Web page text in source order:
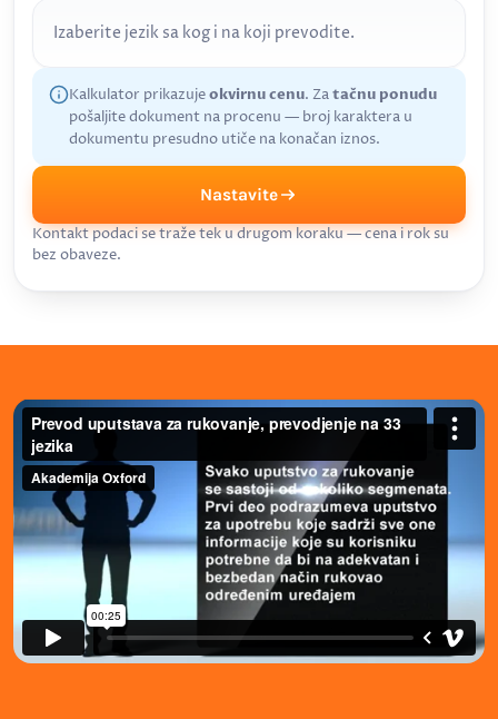
Izaberite jezik sa kog i na koji prevodite.
Kalkulator prikazujeokvirnu cenu. Zatačnu ponudu
pošaljite dokument na procenu — broj karaktera u
dokumentu presudno utiče na konačan iznos.
Nastavite
Kontakt podaci se traže tek u drugom koraku — cena i rok su
bez obaveze.